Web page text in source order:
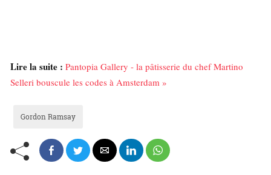
Lire la suite : Pantopia Gallery - la pâtisserie du chef Martino
Selleri bouscule les codes à Amsterdam »
Gordon Ramsay